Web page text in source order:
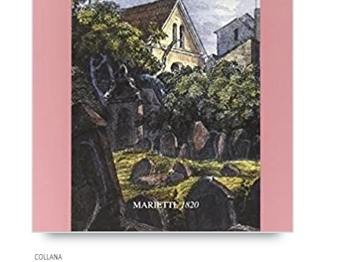
COLLANA